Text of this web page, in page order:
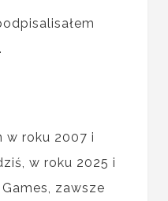
w roku 2007 i
w roku 2025 i
zawsze